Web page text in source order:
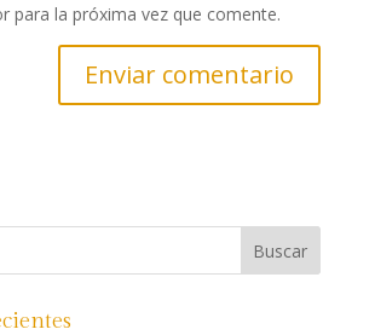
para la próxima vez que comente.